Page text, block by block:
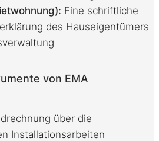
Eine schriftliche
des Hauseigentümers
von EMA
über die
Installationsarbeiten